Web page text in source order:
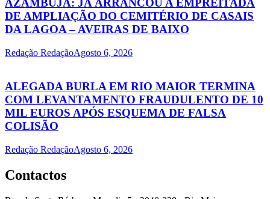
AZAMBUJA: JÁ ARRANCOU A EMPREITADA
DE AMPLIAÇÃO DO CEMITÉRIO DE CASAIS
DA LAGOA – AVEIRAS DE BAIXO
Redação RedaçãoAgosto 6, 2026
ALEGADA BURLA EM RIO MAIOR TERMINA
COM LEVANTAMENTO FRAUDULENTO DE 10
MIL EUROS APÓS ESQUEMA DE FALSA
COLISÃO
Redação RedaçãoAgosto 6, 2026
Contactos